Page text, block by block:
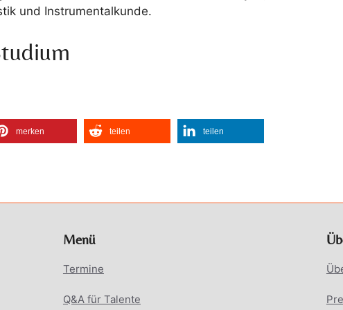
und Instrumentalkunde.
merken teilen teilen
Menü
Termine
Q&A für Talente